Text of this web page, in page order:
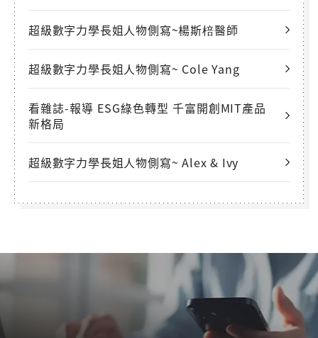
超級數字力學長姐人物側寫~楊斯棓醫師
超級數字力學長姐人物側寫~ Cole Yang
看雜誌-報導 ESG綠色轉型 千富開創MIT產品
新格局
超級數字力學長姐人物側寫~ Alex & Ivy